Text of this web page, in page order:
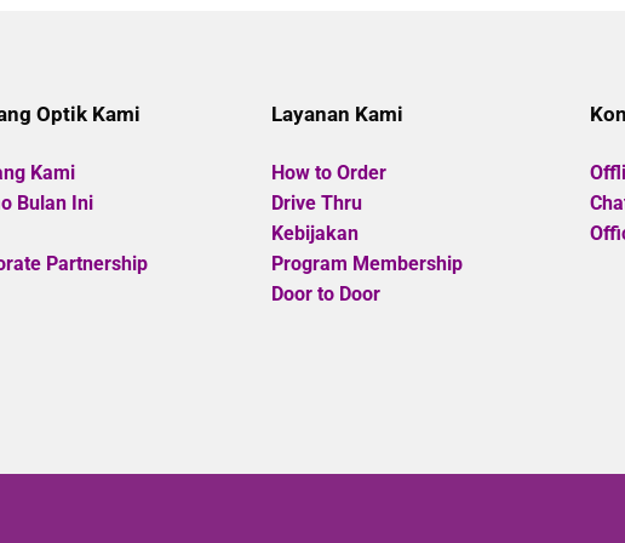
Optik Kami
Kami
Bulan Ini
Partnership
Layanan Kami
How to Order
Drive Thru
Kebijakan
Program Membership
Door to Door